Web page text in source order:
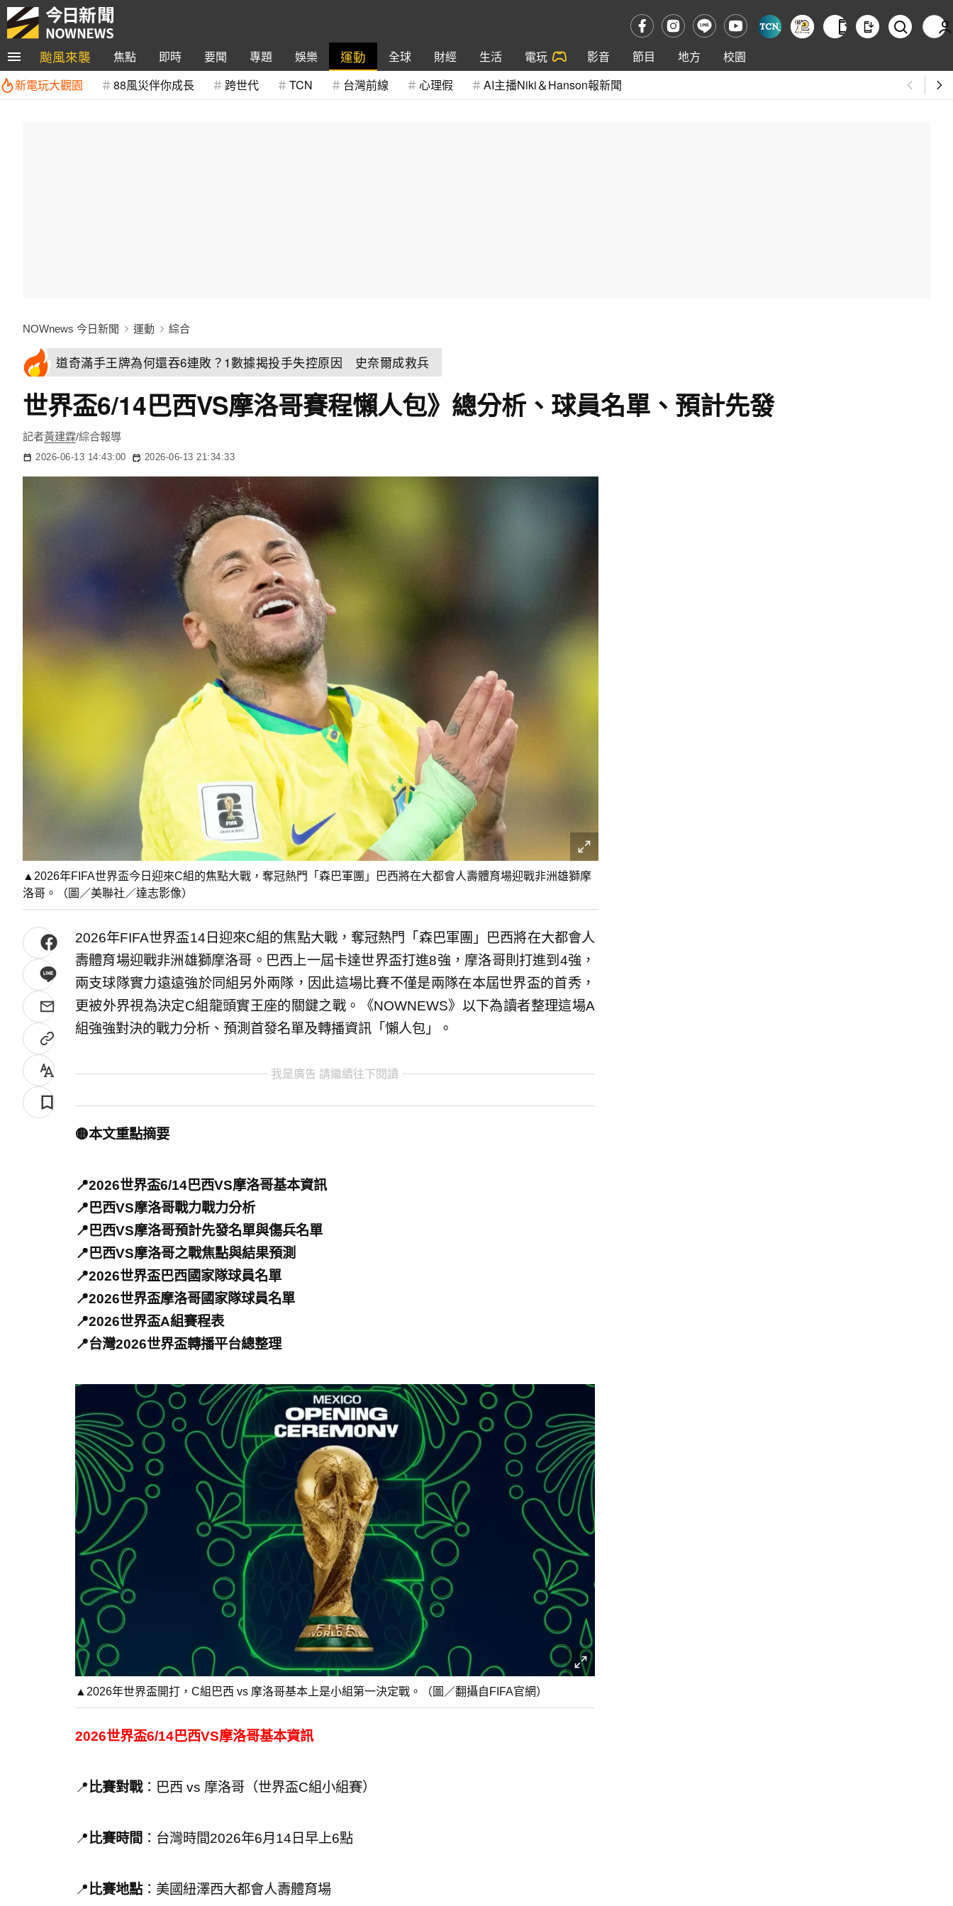
颱風來襲 焦點 即時 要聞 專題 娛樂 運動 全球 財經 生活 電玩 影音 節目 地方
校園
新電玩大觀園
88風災伴你成長 跨世代 TCN 台灣前線 心理假 AI主播Niki＆Hanson報新聞
NOWnews 今日新聞 運動 綜合
道奇滿手王牌為何還吞6連敗？1數據揭投手失控原因 史奈爾成救兵
世界盃6/14巴西VS摩洛哥賽程懶人包》總分析、球員名單、預計先發
記者黃建霖/綜合報導
2026-06-13 14:43:00 2026-06-13 21:34:33
▲2026年FIFA世界盃今日迎來C組的焦點大戰，奪冠熱門「森巴軍團」巴西將在大都會人壽體育場迎戰非洲雄獅摩
洛哥。（圖／美聯社／達志影像）
2026年FIFA世界盃14日迎來C組的焦點大戰，奪冠熱門「森巴軍團」巴西將在大都會人
壽體育場迎戰非洲雄獅摩洛哥。巴西上一屆卡達世界盃打進8強，摩洛哥則打進到4強，
兩支球隊實力遠遠強於同組另外兩隊，因此這場比賽不僅是兩隊在本屆世界盃的首秀，
更被外界視為決定C組龍頭實王座的關鍵之戰。《NOWNEWS》以下為讀者整理這場A
組強強對決的戰力分析、預測首發名單及轉播資訊「懶人包」。
我是廣告 請繼續往下閱讀
🟡本文重點摘要
📍2026世界盃6/14巴西VS摩洛哥基本資訊
📍巴西VS摩洛哥戰力戰力分析
📍巴西VS摩洛哥預計先發名單與傷兵名單
📍巴西VS摩洛哥之戰焦點與結果預測
📍2026世界盃巴西國家隊球員名單
📍2026世界盃摩洛哥國家隊球員名單
📍2026世界盃A組賽程表
📍台灣2026世界盃轉播平台總整理
▲2026年世界盃開打，C組巴西 vs 摩洛哥基本上是小組第一決定戰。（圖／翻攝自FIFA官網）
2026世界盃6/14巴西VS摩洛哥基本資訊
📍比賽對戰：巴西 vs 摩洛哥（世界盃C組小組賽）
📍比賽時間 ：台灣時間2026年6月14日早上6點
📍比賽地點：美國紐澤西大都會人壽體育場